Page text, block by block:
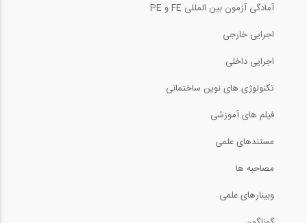
آمادگی آزمون بین المللی FE و PE
اجرایی خارجی
اجرایی داخلی
تکنولوژی های نوین ساختمانی
فیلم های آموزشی
مستندهای علمی
مصاحبه ها
وبینارهای علمی